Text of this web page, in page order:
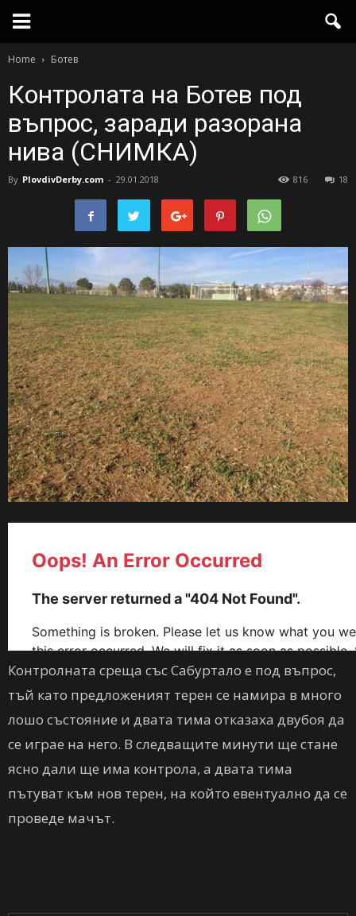
Home Ботев
Контролата на Ботев под
въпрос, заради разорана
нива (СНИМКА)
By PlovdivDerby.com - 29.01.2018 18
816
Контролната среща със Сабуртало е под въпрос,
тъй като предложеният терен се намира в много
лошо състояние и двата тима отказаха двубоя да
се играе на него. В следващите минути ще стане
ясно дали ще има контрола, а двата тима
пътуват към нов терен, на който евентуално да се
проведе мачът.